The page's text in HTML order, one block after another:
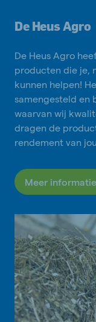
De Heus Agro
De Heus Agro
producten die je,
kunnen helpen!
samengesteld en
waarvan wij
dragen de
rendement van
Meer informatie